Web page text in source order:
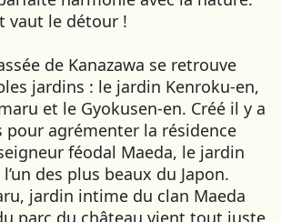
vaut le détour !
de Kanazawa se retrouve
jardins : le jardin Kenroku-en,
et le Gyokusen-en. Créé il y a
pour agrémenter la résidence
féodal Maeda, le jardin
des plus beaux du Japon.
jardin intime du clan Maeda